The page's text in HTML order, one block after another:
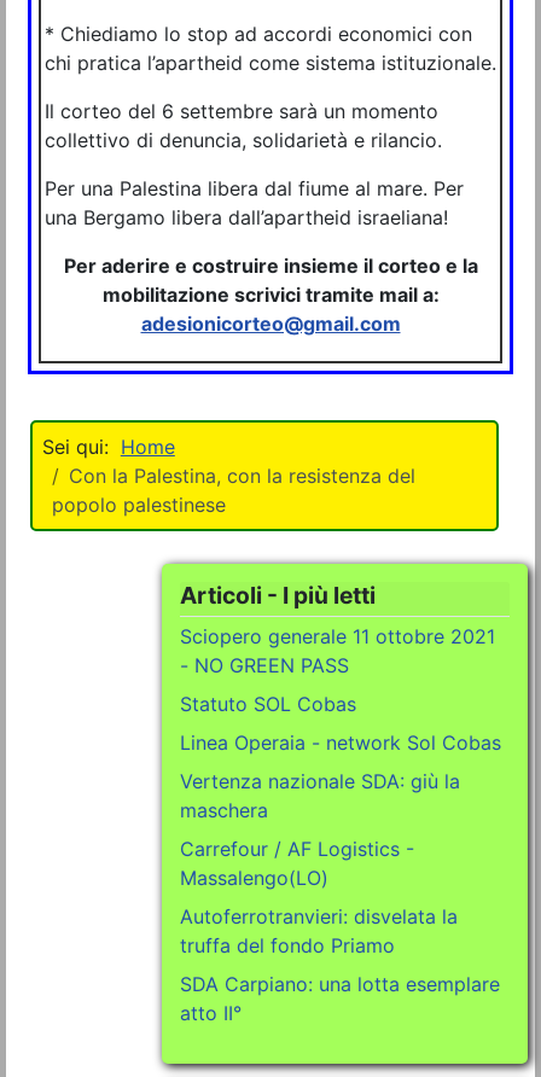
* Chiediamo lo stop ad accordi economici con
chi pratica l’apartheid come sistema istituzionale.
Il corteo del 6 settembre sarà un momento
collettivo di denuncia, solidarietà e rilancio.
Per una Palestina libera dal fiume al mare. Per
una Bergamo libera dall’apartheid israeliana!
Per aderire e costruire insieme il corteo e la
mobilitazione scrivici tramite mail a:
adesionicorteo@gmail.com
Home
Con la Palestina, con la resistenza del
popolo palestinese
Articoli - I più letti
Sciopero generale 11 ottobre 2021
- NO GREEN PASS
Statuto SOL Cobas
Linea Operaia - network Sol Cobas
Vertenza nazionale SDA: giù la
maschera
Carrefour / AF Logistics -
Massalengo(LO)
Autoferrotranvieri: disvelata la
truffa del fondo Priamo
SDA Carpiano: una lotta esemplare
atto II°